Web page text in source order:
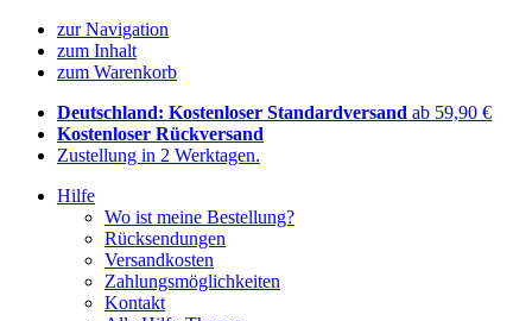
zur Navigation
zum Inhalt
zum Warenkorb
Deutschland: Kostenloser Standardversand ab 59,90 €
Kostenloser Rückversand
Zustellung in 2 Werktagen.
Hilfe
Wo ist meine Bestellung?
Rücksendungen
Versandkosten
Zahlungsmöglichkeiten
Kontakt